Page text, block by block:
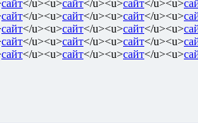
сайт</u><u>сайт</u><u>сайт</u><u>
сайт</u><u>сайт</u><u>сайт</u><u>
сайт</u><u>сайт</u><u>сайт</u><u>
сайт</u><u>сайт</u><u>сайт</u><u>
сайт</u><u>сайт</u><u>сайт</u><u>